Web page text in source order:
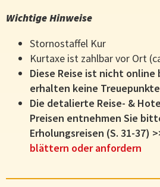
Wichtige Hinweise
Stornostaffel Kur
Kurtaxe ist zahlbar vor Ort
Diese Reise ist nicht online
erhalten keine
Die detalierte Reise- &
Preisen entnehmen Sie
Erholungsreisen (S. 31-37)
blättern oder anfordern